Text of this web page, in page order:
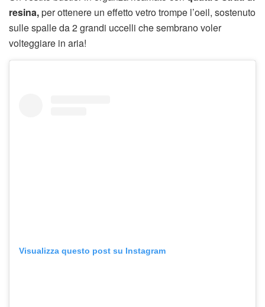
resina,per ottenere un effetto vetro trompe l’oeil, sostenuto
sulle spalle da 2 grandi uccelli che sembrano voler
volteggiare in aria!
Visualizza questo post su Instagram